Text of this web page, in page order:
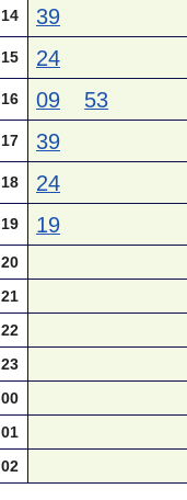
14 39
15 24
16 09 53
17 39
18 24
19 19
20
21
22
23
00
01
02